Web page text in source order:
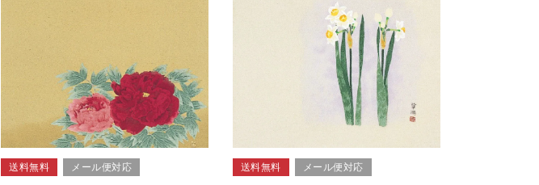
送料無料 メール便対応 送料無料 メール便対応